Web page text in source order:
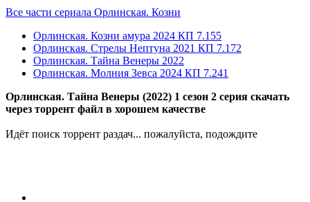
Все части сериала Орлинская. Козни
Орлинская. Козни амура 2024 КП 7.155
Орлинская. Стрелы Нептуна 2021 КП 7.172
Орлинская. Тайна Венеры 2022
Орлинская. Молния Зевса 2024 КП 7.241
Орлинская. Тайна Венеры (2022) 1 сезон 2 серия скачать
через торрент файл в хорошем качестве
Идёт поиск торрент раздач... пожалуйста, подождите